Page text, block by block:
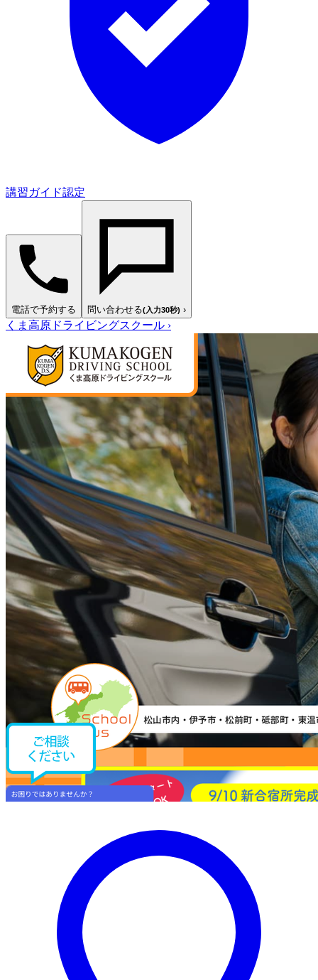
講習ガイド認定
電話で予約する 問い合わせる(入力30秒) ›
くま高原ドライビングスクール ›